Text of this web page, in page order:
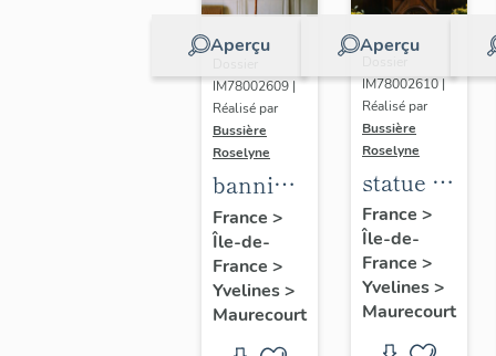
Aperçu
IM78002609 |
Réalisé par
Bussière
Roselyne
bannière
de
procession
:
Immaculée
Conception
France >
Île-de-
France >
Yvelines>
Maurecourt
Aperçu
IM78002610 |
Réalisé par
Bussière
Roselyne
statue :
Christ
glorieux
France >
Île-de-
France >
Yvelines>
Maurecourt